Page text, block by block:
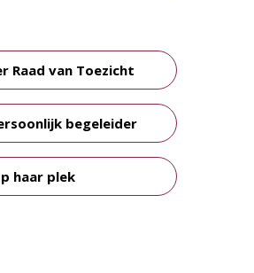
Raad van Toezicht
begeleider
haar plek